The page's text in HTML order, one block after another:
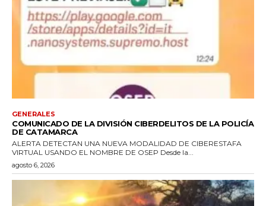
GENERALES
COMUNICADO DE LA DIVISIÓN CIBERDELITOS DE LA POLICÍA
DE CATAMARCA
ALERTA DETECTAN UNA NUEVA MODALIDAD DE CIBERESTAFA
VIRTUAL USANDO EL NOMBRE DE OSEP Desde la...
agosto 6, 2026